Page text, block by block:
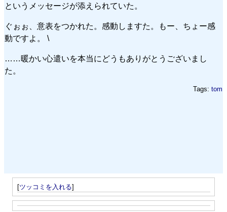
というメッセージが添えられていた。
ぐぉぉ、意表をつかれた。感動しますた。もー、ちょー感
動ですよ。 \
……暖かい心遣いを本当にどうもありがとうございまし
た。
Tags: tom
[ツッコミを入れる]